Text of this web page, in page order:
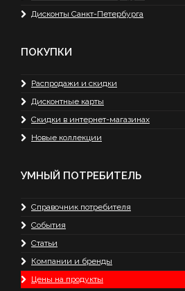
Дисконты Санкт-Петербурга
ПОКУПКИ
Распродажи и скидки
Дисконтные карты
Скидки в интернет-магазинах
Новые коллекции
УМНЫЙ ПОТРЕБИТЕЛЬ
Справочник потребителя
События
Статьи
Компании и бренды
Цены на продукты